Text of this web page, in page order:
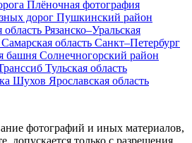
Плёночная фотография
дорог Пушкинский район
область Рязанско–Уральская
Самарская область Санкт–Петербург
башня Солнечногорский район
Тульская область
Шухов Ярославская область
фотографий и иных материалов,
допускается только с разрешения